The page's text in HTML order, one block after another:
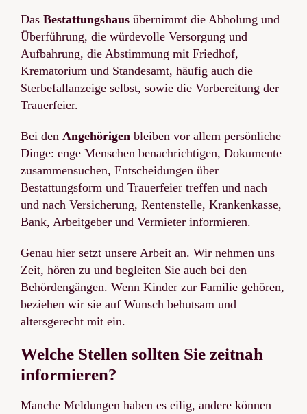
Das Bestattungshaus übernimmt die Abholung und
Überführung, die würdevolle Versorgung und
Aufbahrung, die Abstimmung mit Friedhof,
Krematorium und Standesamt, häufig auch die
Sterbefallanzeige selbst, sowie die Vorbereitung der
Trauerfeier.
Bei den Angehörigen bleiben vor allem persönliche
Dinge: enge Menschen benachrichtigen, Dokumente
zusammensuchen, Entscheidungen über
Bestattungsform und Trauerfeier treffen und nach
und nach Versicherung, Rentenstelle, Krankenkasse,
Bank, Arbeitgeber und Vermieter informieren.
Genau hier setzt unsere Arbeit an. Wir nehmen uns
Zeit, hören zu und begleiten Sie auch bei den
Behördengängen. Wenn Kinder zur Familie gehören,
beziehen wir sie auf Wunsch behutsam und
altersgerecht mit ein.
Welche Stellen sollten Sie zeitnah
informieren?
Manche Meldungen haben es eilig, andere können